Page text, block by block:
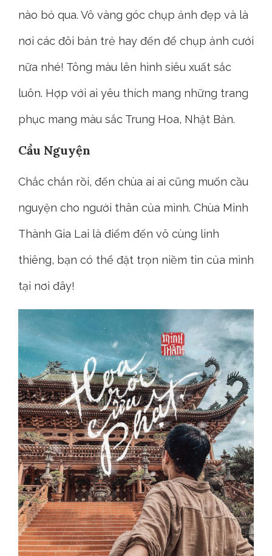
nào bỏ qua. Vô vàng góc chụp ảnh đẹp và là
nơi các đôi bản trẻ hay đến để chụp ảnh cưới
nữa nhé! Tông màu lên hình siêu xuất sắc
luôn. Hợp với ai yêu thích mang những trang
phục mang màu sắc Trung Hoa, Nhật Bản.
Cầu Nguyện
Chắc chắn rồi, đến chùa ai ai cũng muốn cầu
nguyện cho người thân của mình. Chùa Minh
Thành Gia Lai là điểm đến vô cùng linh
thiêng, bạn có thể đặt trọn niềm tin của mình
tại nơi đây!